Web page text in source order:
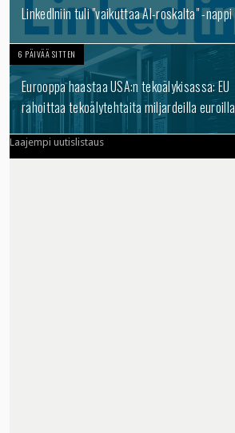
LinkedIniin tuli "vaikuttaa AI-roskalta" -nappi
6 PÄIVÄÄ SITTEN
Eurooppa haastaa USA:n tekoälykisassa: EU
rahoittaa tekoälytehtaita miljardeilla euroilla
Laajempi uutislistaus